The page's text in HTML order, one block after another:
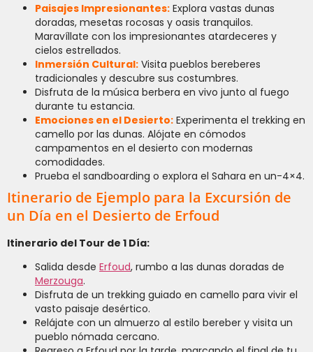
Paisajes Impresionantes: Explora vastas dunas
doradas, mesetas rocosas y oasis tranquilos.
Maravíllate con los impresionantes atardeceres y
cielos estrellados.
Inmersión Cultural: Visita pueblos bereberes
tradicionales y descubre sus costumbres.
Disfruta de la música berbera en vivo junto al fuego
durante tu estancia.
Emociones en el Desierto: Experimenta el trekking en
camello por las dunas. Alójate en cómodos
campamentos en el desierto con modernas
comodidades.
Prueba el sandboarding o explora el Sahara en un-4×4.
Itinerario de Ejemplo para la Excursión de
un Día en el Desierto de Erfoud
Itinerario del Tour de 1 Día:
Salida desde Erfoud, rumbo a las dunas doradas de
Merzouga.
Disfruta de un trekking guiado en camello para vivir el
vasto paisaje desértico.
Relájate con un almuerzo al estilo bereber y visita un
pueblo nómada cercano.